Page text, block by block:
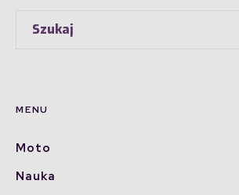
MENU
Moto
Nauka